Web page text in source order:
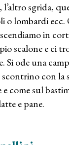
sgrida,
o lombardi
in
scalone e ci
ode una
con la
come sul
e pane.